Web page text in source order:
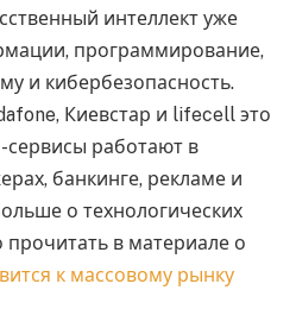
интеллект уже
программирование,
и кибербезопасность.
Киевстар и lifecell это
сервисы работают в
банкинге, рекламе и
о технологических
в материале о
к массовому рынку